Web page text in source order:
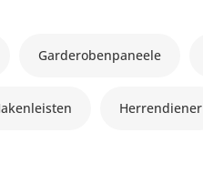
Garderobenpaneele
Herrendiener